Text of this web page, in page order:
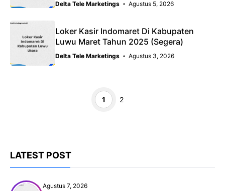
Delta Tele Marketings Agustus 5, 2026
Loker Kasir Indomaret Di Kabupaten
Luwu Maret Tahun 2025 (Segera)
Delta Tele Marketings Agustus 3, 2026
Halaman
1 Halaman
2
LATEST POST
Agustus 7, 2026